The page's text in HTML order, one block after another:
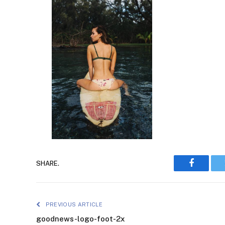
SHARE.
PREVIOUS ARTICLE
goodnews-logo-foot-2x